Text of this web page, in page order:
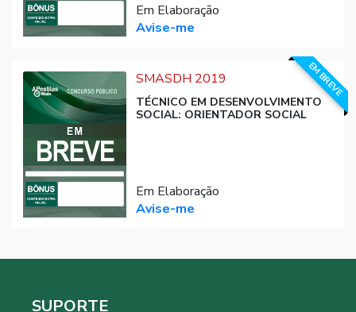
Em Elaboração
Avise-me
EM BREVE
SMASDH 2019
TÉCNICO EM DESENVOLVIMENTO
SOCIAL: ORIENTADOR SOCIAL
Em Elaboração
Avise-me
SUPORTE